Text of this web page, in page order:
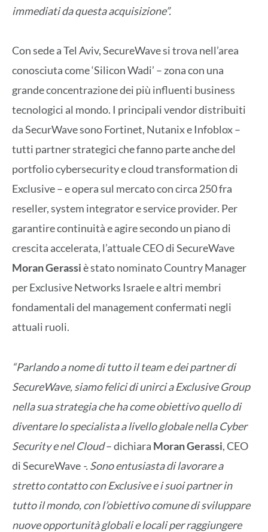
immediati da questa acquisizione”.
Con sede a Tel Aviv, SecureWave si trova nell’area
conosciuta come ‘Silicon Wadi’ – zona con una
grande concentrazione dei più influenti business
tecnologici al mondo. I principali vendor distribuiti
da SecurWave sono Fortinet, Nutanix e Infoblox –
tutti partner strategici che fanno parte anche del
portfolio cybersecurity e cloud transformation di
Exclusive – e opera sul mercato con circa 250 fra
reseller, system integrator e service provider. Per
garantire continuità e agire secondo un piano di
crescita accelerata, l’attuale CEO di SecureWave
Moran Gerassiè stato nominato Country Manager
per Exclusive Networks Israele e altri membri
fondamentali del management confermati negli
attuali ruoli.
“Parlando a nome di tutto il team e dei partner di
SecureWave, siamo felici di unirci a Exclusive Group
nella sua strategia che ha come obiettivo quello di
diventare lo specialista a livello globale nella Cyber
Security e nel Cloud– dichiara Moran Gerassi, CEO
di SecureWave -. Sono entusiasta di lavorare a
stretto contatto con Exclusive e i suoi partner in
tutto il mondo, con l’obiettivo comune di sviluppare
nuove opportunità globali e locali per raggiungere